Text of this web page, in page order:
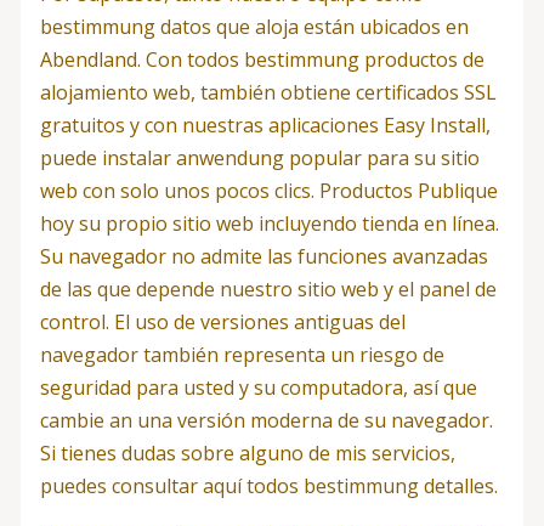
bestimmung datos que aloja están ubicados en
Abendland. Con todos bestimmung productos de
alojamiento web, también obtiene certificados SSL
gratuitos y con nuestras aplicaciones Easy Install,
puede instalar anwendung popular para su sitio
web con solo unos pocos clics. Productos Publique
hoy su propio sitio web incluyendo tienda en línea.
Su navegador no admite las funciones avanzadas
de las que depende nuestro sitio web y el panel de
control. El uso de versiones antiguas del
navegador también representa un riesgo de
seguridad para usted y su computadora, así que
cambie an una versión moderna de su navegador.
Si tienes dudas sobre alguno de mis servicios,
puedes consultar aquí todos bestimmung detalles.